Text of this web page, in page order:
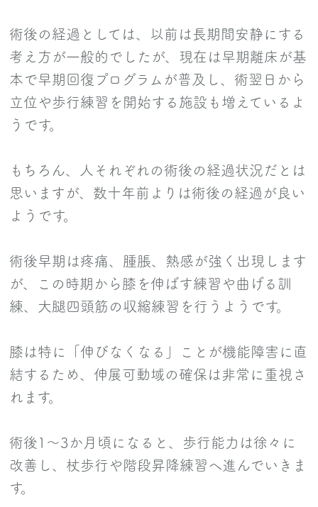
術後の経過としては、以前は長期間安静にする
考え方が一般的でしたが、現在は早期離床が基
本で早期回復プログラムが普及し、術翌日から
立位や歩行練習を開始する施設も増えているよ
うです。
もちろん、人それぞれの術後の経過状況だとは
思いますが、数十年前よりは術後の経過が良い
ようです。
術後早期は疼痛、腫脹、熱感が強く出現します
が、この時期から膝を伸ばす練習や曲げる訓
練、大腿四頭筋の収縮練習を行うようです。
膝は特に「伸びなくなる」ことが機能障害に直
結するため、伸展可動域の確保は非常に重視さ
れます。
術後1～3か月頃になると、歩行能力は徐々に
改善し、杖歩行や階段昇降練習へ進んでいきま
す。